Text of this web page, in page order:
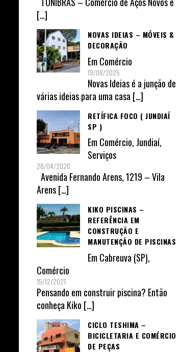
[…]
NOVAS IDEIAS – MÓVEIS &
DECORAÇÃO
Em Comércio
19/08/2025
Novas Ideias é a junção de
várias ideias para uma casa […]
RETÍFICA FOCO ( JUNDIAÍ
SP )
Em Comércio, Jundiaí,
Serviços
28/04/2020
Avenida Fernando Arens, 1219 – Vila
Arens[…]
KIKO PISCINAS –
REFERÊNCIA EM
CONSTRUÇÃO E
MANUTENÇÃO DE PISCINAS
Em Cabreuva (SP),
Comércio
15/12/2021
Pensando em construir piscina? Então
conheça Kiko […]
CICLO TESHIMA –
BICICLETARIA E COMÉRCIO
DE PEÇAS